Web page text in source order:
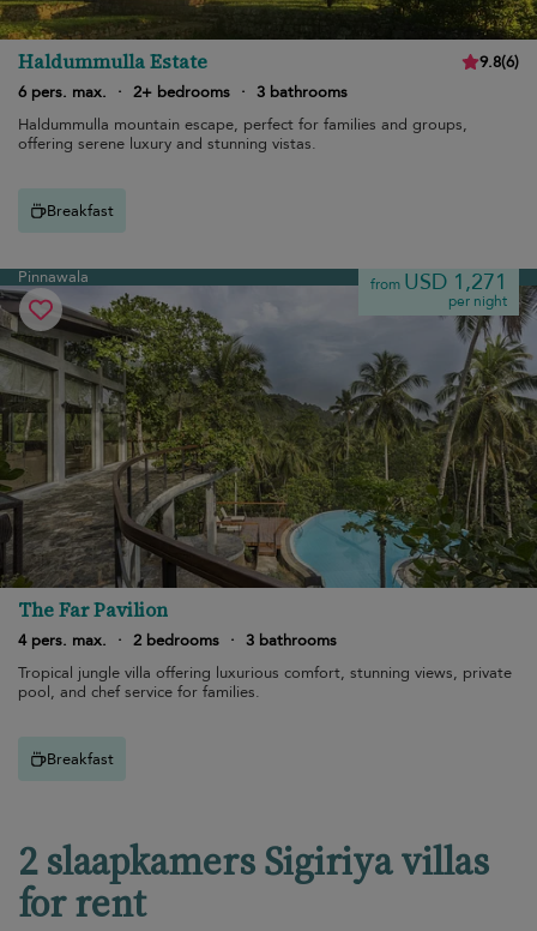
Haldummulla Estate 9.8(6)
6 pers. max.
· 2+ bedrooms · 3 bathrooms
Haldummulla mountain escape, perfect for families and groups,
offering serene luxury and stunning vistas.
Breakfast
Pinnawala from USD 1,271
per night
The Far Pavilion
4 pers. max. · 2 bedrooms · 3 bathrooms
Tropical jungle villa offering luxurious comfort, stunning views, private
pool, and chef service for families.
Breakfast
2 slaapkamers Sigiriya villas
for rent